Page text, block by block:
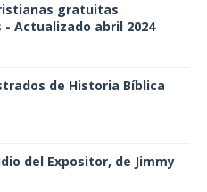
gratuitas
- Actualizado abril 2024
de Historia Bíblica
del Expositor, de Jimmy